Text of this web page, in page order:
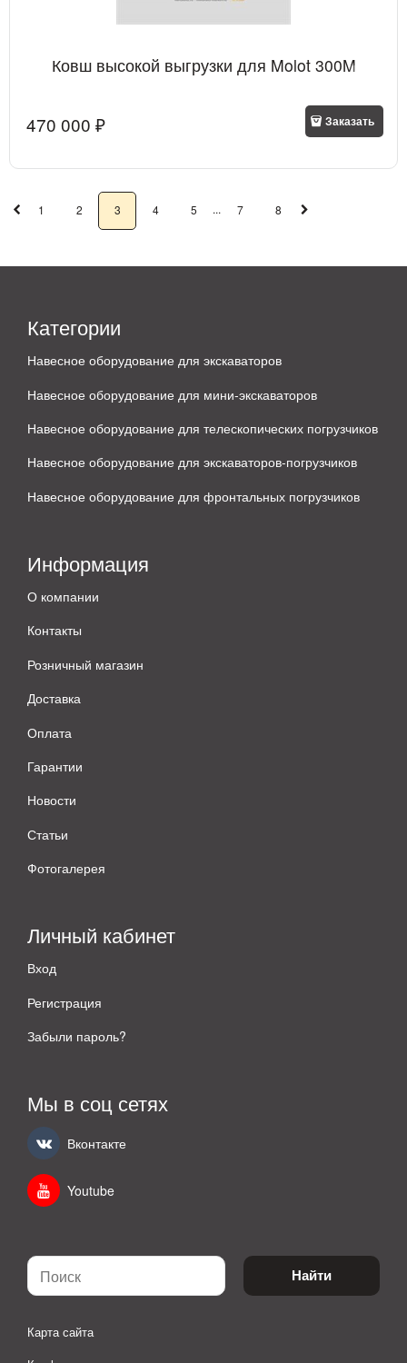
Ковш высокой выгрузки для Molot 300M
470 000 ₽ Заказать
1 2 3 4 5 ... 7 8
Категории
Навесное оборудование для экскаваторов
Навесное оборудование для мини-экскаваторов
Навесное оборудование для телескопических погрузчиков
Навесное оборудование для экскаваторов-погрузчиков
Навесное оборудование для фронтальных погрузчиков
Информация
О компании
Контакты
Розничный магазин
Доставка
Оплата
Гарантии
Новости
Статьи
Фотогалерея
Личный кабинет
Вход
Регистрация
Забыли пароль?
Мы в соц сетях
Вконтакте
Youtube
Найти
Карта сайта